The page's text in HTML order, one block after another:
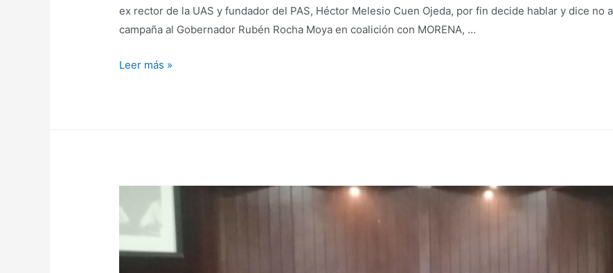
ex rector de la UAS y fundador del PAS, Héctor Melesio Cuen Ojeda, por fin decide hablar y dice no
campaña al Gobernador Rubén Rocha Moya en coalición con MORENA, …
Leer más »